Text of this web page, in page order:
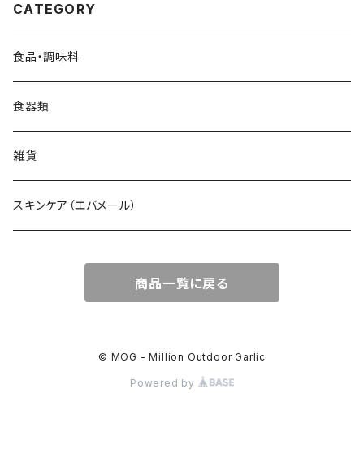
CATEGORY
食品・調味料
食器類
雑貨
スキンケア（エバメール）
商品一覧に戻る
© MOG - Million Outdoor Garlic
Powered by